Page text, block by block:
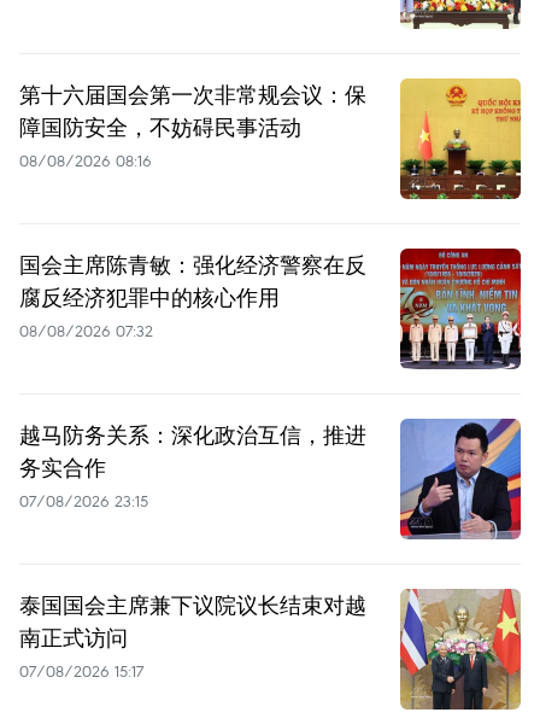
第十六届国会第一次非常规会议：保
障国防安全，不妨碍民事活动
08/08/2026 08:16
国会主席陈青敏：强化经济警察在反
腐反经济犯罪中的核心作用
08/08/2026 07:32
越马防务关系：深化政治互信，推进
务实合作
07/08/2026 23:15
泰国国会主席兼下议院议长结束对越
南正式访问
07/08/2026 15:17